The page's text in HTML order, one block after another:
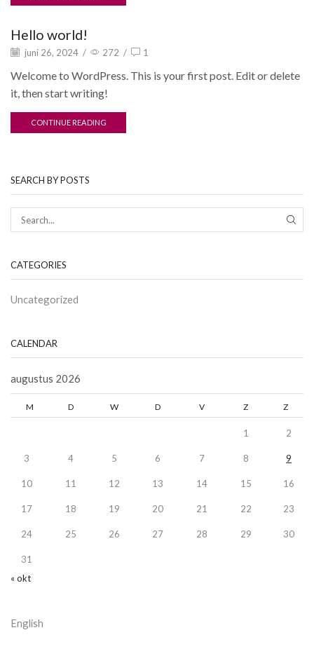
Hello world!
juni 26, 2024 / 272 / 1
Welcome to WordPress. This is your first post. Edit or delete
it, then start writing!
CONTINUE READING
SEARCH BY POSTS
CATEGORIES
Uncategorized
CALENDAR
augustus 2026
M D W D V Z Z
1 2
3 4 5 6 7 8 9
10 11 12 13 14 15 16
17 18 19 20 21 22 23
24 25 26 27 28 29 30
31
« okt
English